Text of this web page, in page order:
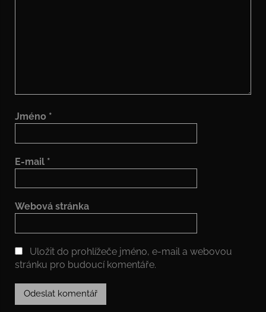
Jméno *
E-mail *
Webová stránka
Uložit do prohlížeče jméno, e-mail a webovou
stránku pro budoucí komentáře.